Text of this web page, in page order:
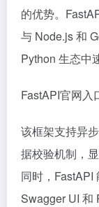
的优势。
与 Node.js 和
Python 生态中
FastAPI官网入
该框架支持异
据校验机制，
同时，FastAPI
Swagger UI 和